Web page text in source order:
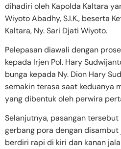
dihadiri oleh Kapolda Kaltara
Wiyoto Abadhy, S.I.K., beserta
Kaltara, Ny. Sari Djati Wiyoto.
Pelepasan diawali dengan
kepada Irjen Pol. Hary
bunga kepada Ny. Dion Hary
semakin terasa saat keduanya
yang dibentuk oleh perwira
Selanjutnya, pasangan
gerbang pora dengan
berdiri rapi di kiri dan kanan